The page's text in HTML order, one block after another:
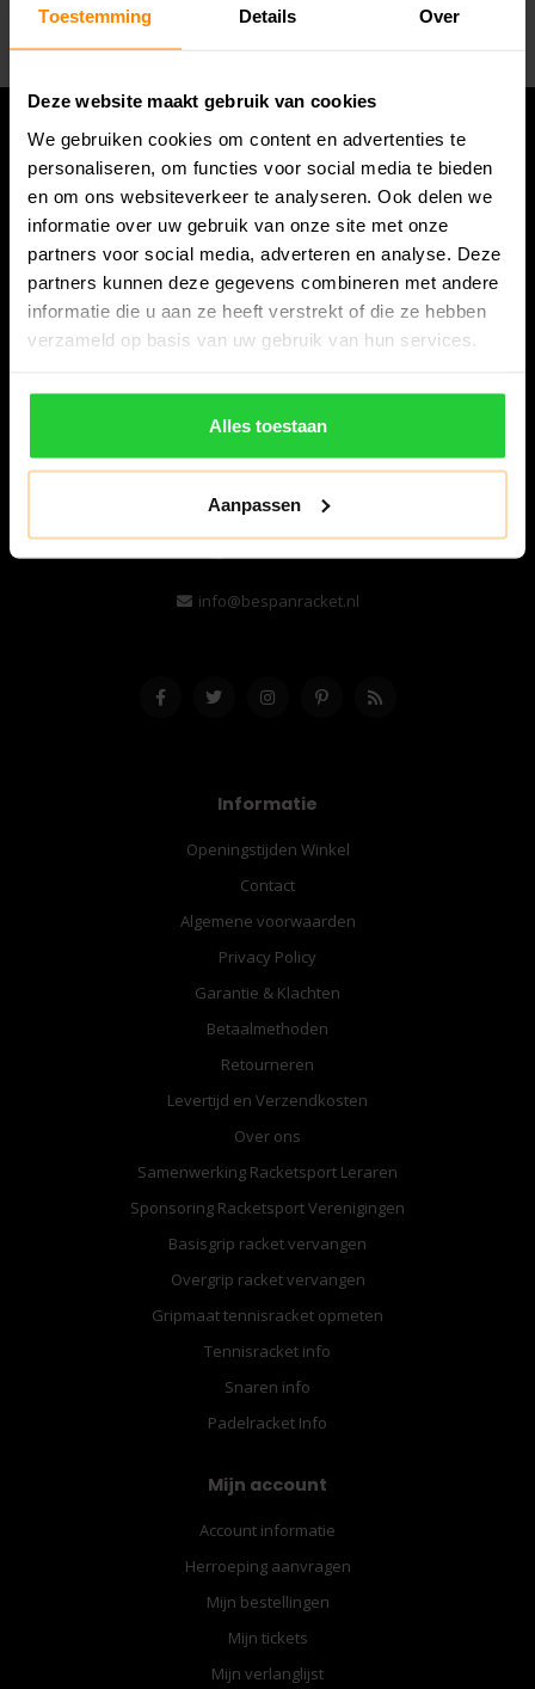
Toestemming Details Over
Deze website maakt gebruik van cookies
We gebruiken cookies om content en advertenties te
personaliseren, om functies voor social media te bieden
en om ons websiteverkeer te analyseren. Ook delen we
informatie over uw gebruik van onze site met onze
partners voor social media, adverteren en analyse. Deze
partners kunnen deze gegevens combineren met andere
informatie die u aan ze heeft verstrekt of die ze hebben
verzameld op basis van uw gebruik van hun services.
Alles toestaan
Aanpassen
omstreken.
8224 AA Lelystad
Nederland
info@bespanracket.nl
Informatie
Openingstijden Winkel
Contact
Algemene voorwaarden
Privacy Policy
Garantie & Klachten
Betaalmethoden
Retourneren
Levertijd en Verzendkosten
Over ons
Samenwerking Racketsport Leraren
Sponsoring Racketsport Verenigingen
Basisgrip racket vervangen
Overgrip racket vervangen
Gripmaat tennisracket opmeten
Tennisracket info
Snaren info
Padelracket Info
Mijn account
Account informatie
Herroeping aanvragen
Mijn bestellingen
Mijn tickets
Mijn verlanglijst